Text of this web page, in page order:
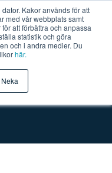
Kakor används för att
med vår webbplats samt
att förbättra och anpassa
statistik och göra
och i andra medier. Du
här.
Neka